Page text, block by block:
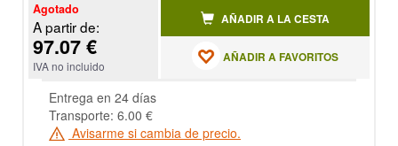
Agotado
A partir de:
97.07 €
IVA no incluido
AÑADIR A LA CESTA
AÑADIR A FAVORITOS
Entrega en 24 días
Transporte: 6.00 €
Avisarme si cambia de precio.